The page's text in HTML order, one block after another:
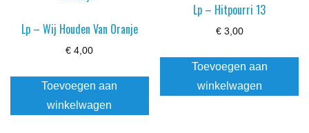
Lp – Wij Houden Van Oranje
€ 4,00
Toevoegen aan
winkelwagen
Lp – Hitpourri 13
€3,00
Toevoegen aan
winkelwagen